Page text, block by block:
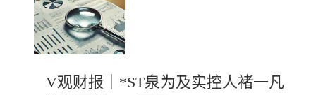
V观财报｜*ST泉为及实控人褚一凡